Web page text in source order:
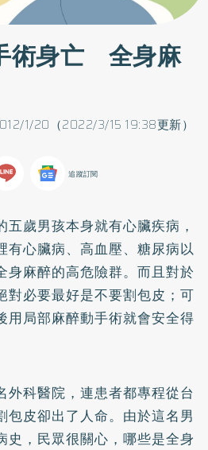
術身亡 全身麻
1/20（2022/3/15 19:38更新）
追蹤訂閱
歲男孩本身就有心臟疾病，
有心臟病、高血壓、 糖尿病以
身麻醉的高危險群。而且對於
對必要最好是不要割包皮；可
用局部麻醉動手術就會安全得
外科醫院，連患者都專程從台
包皮卻出了人命。由於這名男
史，民眾很關心，哪些是全身